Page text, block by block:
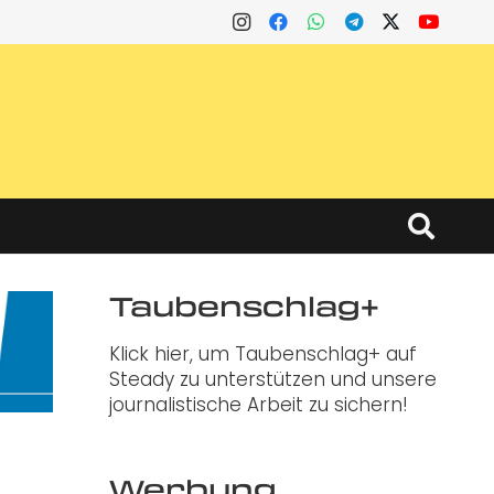
Taubenschlag+
Klick hier, um Taubenschlag+ auf
Steady zu unterstützen und unsere
journalistische Arbeit zu sichern!